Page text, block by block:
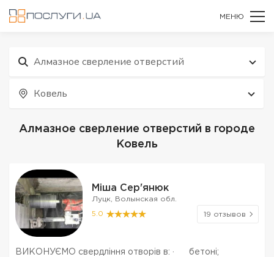
МЕНЮ
Алмазное сверление отверстий
Ковель
Алмазное сверление отверстий в городе
Ковель
Міша Сер'янюк
Луцк, Волынская обл.
5.0 19 отзывов
ВИКОНУЄМО свердління отворів в: · бетоні;